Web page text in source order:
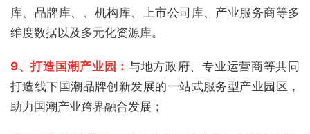
库、品牌库、、机构库、上市公司库、产业服务商等多
维度数据以及多元化资源库。
9、打造国潮产业园： 与地方政府、专业运营商等共同
打造线下国潮品牌创新发展的一站式服务型产业园区，
助力国潮产业跨界融合发展；